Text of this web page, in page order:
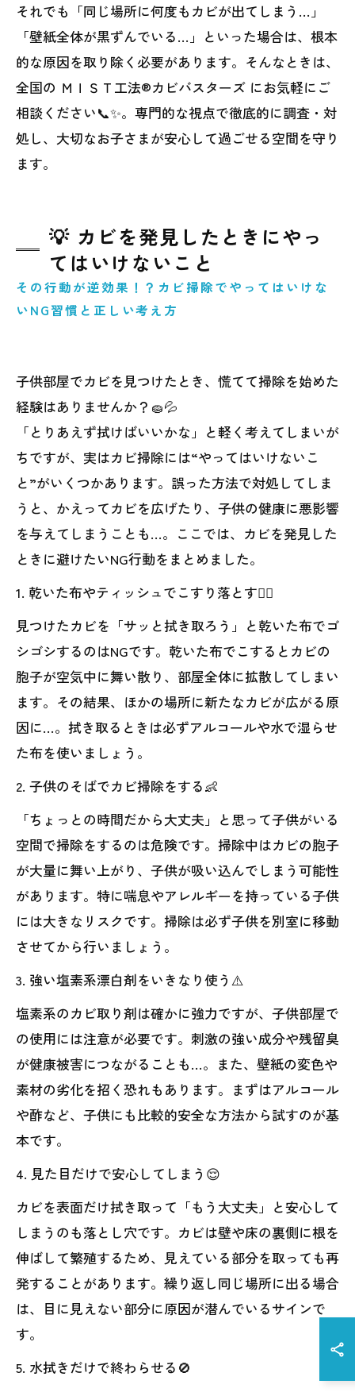
それでも「同じ場所に何度もカビが出てしまう…」
「壁紙全体が黒ずんでいる…」といった場合は、根本
的な原因を取り除く必要があります。そんなときは、
全国の ＭＩＳＴ工法®カビバスターズ にお気軽にご
相談ください📞✨。専門的な視点で徹底的に調査・対
処し、大切なお子さまが安心して過ごせる空間を守り
ます。
💡 カビを発見したときにやっ
てはいけないこと
その行動が逆効果！？カビ掃除でやってはいけな
いNG習慣と正しい考え方
子供部屋でカビを見つけたとき、慌てて掃除を始めた
経験はありませんか？🧽💦
「とりあえず拭けばいいかな」と軽く考えてしまいが
ちですが、実はカビ掃除には“やってはいけないこ
と”がいくつかあります。誤った方法で対処してしま
うと、かえってカビを広げたり、子供の健康に悪影響
を与えてしまうことも…。ここでは、カビを発見した
ときに避けたいNG行動をまとめました。
1. 乾いた布やティッシュでこすり落とす🙅‍♀️
見つけたカビを「サッと拭き取ろう」と乾いた布でゴ
シゴシするのはNGです。乾いた布でこするとカビの
胞子が空気中に舞い散り、部屋全体に拡散してしまい
ます。その結果、ほかの場所に新たなカビが広がる原
因に…。拭き取るときは必ずアルコールや水で湿らせ
た布を使いましょう。
2. 子供のそばでカビ掃除をする👶
「ちょっとの時間だから大丈夫」と思って子供がいる
空間で掃除をするのは危険です。掃除中はカビの胞子
が大量に舞い上がり、子供が吸い込んでしまう可能性
があります。特に喘息やアレルギーを持っている子供
には大きなリスクです。掃除は必ず子供を別室に移動
させてから行いましょう。
3. 強い塩素系漂白剤をいきなり使う⚠️
塩素系のカビ取り剤は確かに強力ですが、子供部屋で
の使用には注意が必要です。刺激の強い成分や残留臭
が健康被害につながることも…。また、壁紙の変色や
素材の劣化を招く恐れもあります。まずはアルコール
や酢など、子供にも比較的安全な方法から試すのが基
本です。
4. 見た目だけで安心してしまう😌
カビを表面だけ拭き取って「もう大丈夫」と安心して
しまうのも落とし穴です。カビは壁や床の裏側に根を
伸ばして繁殖するため、見えている部分を取っても再
発することがあります。繰り返し同じ場所に出る場合
は、目に見えない部分に原因が潜んでいるサインで
す。
5. 水拭きだけで終わらせる🚫